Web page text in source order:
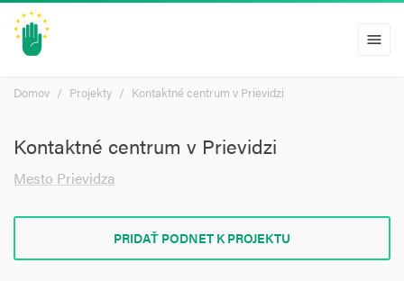
menu
Domov Projekty Kontaktné centrum v Prievidzi
Kontaktné centrum v Prievidzi
Mesto Prievidza
PRIDAŤ PODNET K PROJEKTU